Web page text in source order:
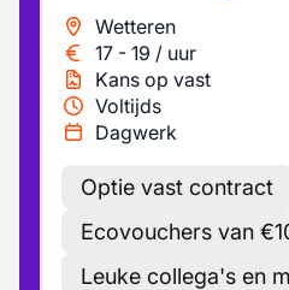
Wetteren
17 - 19 / uur
Kans op vast
Voltijds
Dagwerk
Optie vast contract
Ecovouchers van
Leuke collega's en